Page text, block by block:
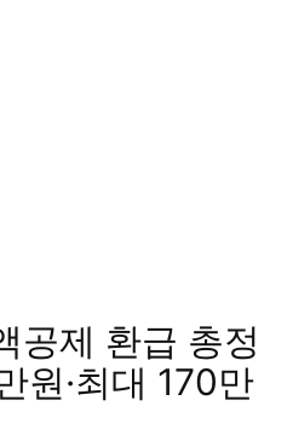
공제 환급 총정
원·최대 170만